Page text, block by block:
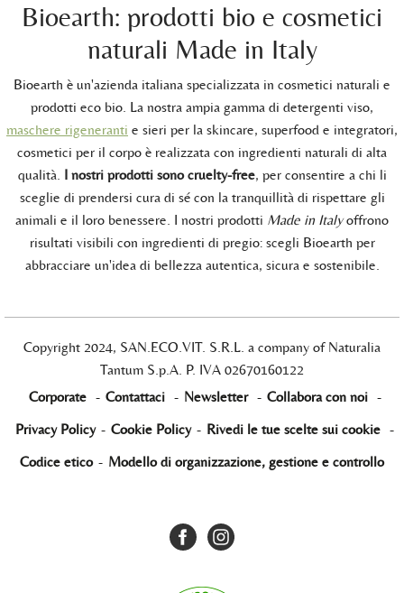
Bioearth: prodotti bio e cosmetici
naturali Made in Italy
Bioearth è un'azienda italiana specializzata in cosmetici naturali e
prodotti eco bio. La nostra ampia gamma di detergenti viso,
maschere rigeneranti e sieri per la skincare, superfood e integratori,
cosmetici per il corpo è realizzata con ingredienti naturali di alta
qualità. I nostri prodotti sono cruelty-free, per consentire a chi li
sceglie di prendersi cura di sé con la tranquillità di rispettare gli
animali e il loro benessere. I nostri prodotti Made in Italyoffrono
risultati visibili con ingredienti di pregio: scegli Bioearth per
abbracciare un'idea di bellezza autentica, sicura e sostenibile.
Copyright 2024, SAN.ECO.VIT. S.R.L. a company of Naturalia
Tantum S.p.A. P. IVA 02670160122
Corporate - Contattaci - Newsletter - Collabora con noi -
Privacy Policy - Cookie Policy - Rivedi le tue scelte sui cookie -
Codice etico - Modello di organizzazione, gestione e controllo